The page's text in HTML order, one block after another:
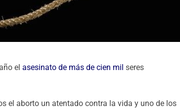
elasesinato de más de cien mil seres
el aborto un atentado contra la vida y uno de los